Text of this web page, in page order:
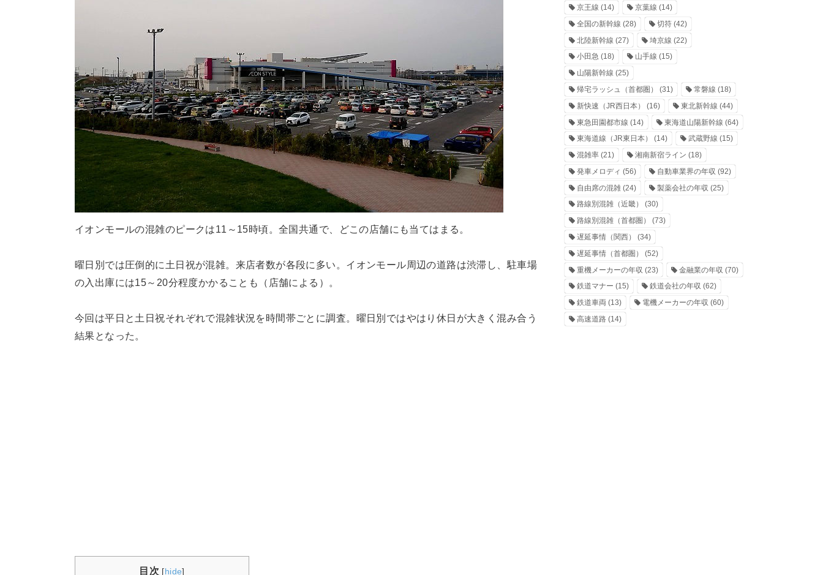
イオンモールの混雑のピークは11～15時頃。全国共通で、どこの店舗にも当てはまる。
曜日別では圧倒的に土日祝が混雑。来店者数が各段に多い。イオンモール周辺の道路は渋滞し、駐車場
の入出庫には15～20分程度かかることも（店舗による）。
今回は平日と土日祝それぞれで混雑状況を時間帯ごとに調査。曜日別ではやはり休日が大きく混み合う
結果となった。
目次 [hide]
京王線 (14) 京葉線 (14)
全国の新幹線 (28) 切符(42)
北陸新幹線 (27) 埼京線 (22)
小田急 (18) 山手線 (15)
山陽新幹線 (25)
帰宅ラッシュ（首都圏）
(31) 常磐線 (18)
新快速（JR西日本）
(16) 東北新幹線 (44)
東急田園都市線 (14) 東海道山陽新幹線 (64)
東海道線（JR東日本）
(14) 武蔵野線 (15)
混雑率 (21) 湘南新宿ライン (18)
発車メロディ (56) 自動車業界の年収 (92)
自由席の混雑 (24) 製薬会社の年収 (25)
路線別混雑（近畿）
(30)
路線別混雑（首都圏）
(73)
遅延事情（関西）
(34)
遅延事情（首都圏）
(52)
重機メーカーの年収 (23) 金融業の年収 (70)
鉄道マナー (15) 鉄道会社の年収 (62)
鉄道車両 (13) 電機メーカーの年収 (60)
高速道路 (14)